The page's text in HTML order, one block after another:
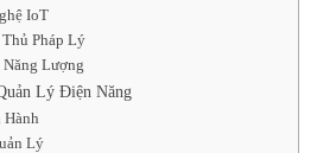
IoT
Pháp Lý
Lượng
Lý Điện Năng
Hành
Lý